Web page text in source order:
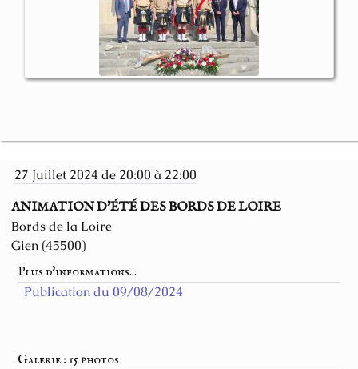
27 Juillet 2024 de 20:00 à 22:00
ANIMATION D'ÉTÉ DES BORDS DE LOIRE
Bords de la Loire
Gien (45500)
Plus d'informations...
Publication du 09/08/2024
Galerie : 15 photos